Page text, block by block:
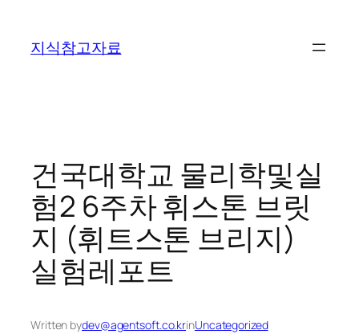
지식참고자료
건국대학교 물리학및실
험2 6주차 휘스톤 브릿
지 (휘트스톤 브리지)
실험레포트
Written bydev@agentsoft.co.krinUncategorized